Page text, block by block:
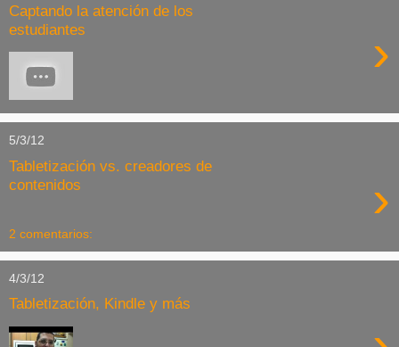
Captando la atención de los
estudiantes
›
5/3/12
Tabletización vs. creadores de
contenidos
›
2 comentarios:
4/3/12
Tabletización, Kindle y más